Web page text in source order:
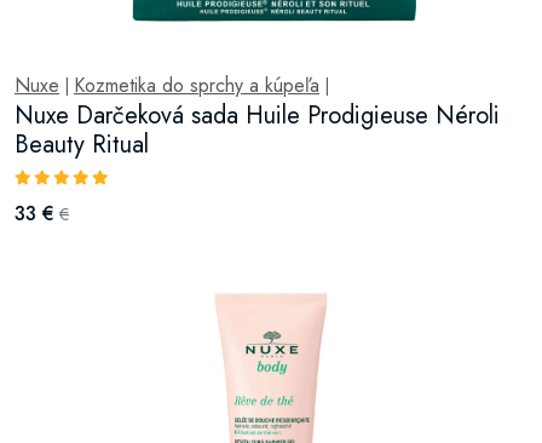
Nuxe Kozmetika do sprchy a kúpeľa
Nuxe Darčeková sada Huile Prodigieuse Néroli
Beauty Ritual
33 € €